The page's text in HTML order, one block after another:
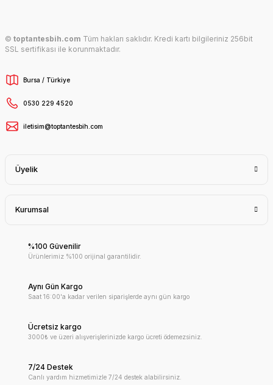
© toptantesbih.com Tüm hakları saklıdır. Kredi kartı bilgileriniz 256bit
SSL sertifikası ile korunmaktadır.
Bursa / Türkiye
0530 229 4520
iletisim@toptantesbih.com
Üyelik
Kurumsal
%100 Güvenilir
Ürünlerimiz %100 orijinal garantilidir.
Aynı Gün Kargo
Saat 16:00'a kadar verilen siparişlerde aynı gün kargo
Ücretsiz kargo
3000₺ ve üzeri alışverişlerinizde kargo ücreti ödemezsiniz.
7/24 Destek
Canlı yardım hizmetimizle 7/24 destek alabilirsiniz.